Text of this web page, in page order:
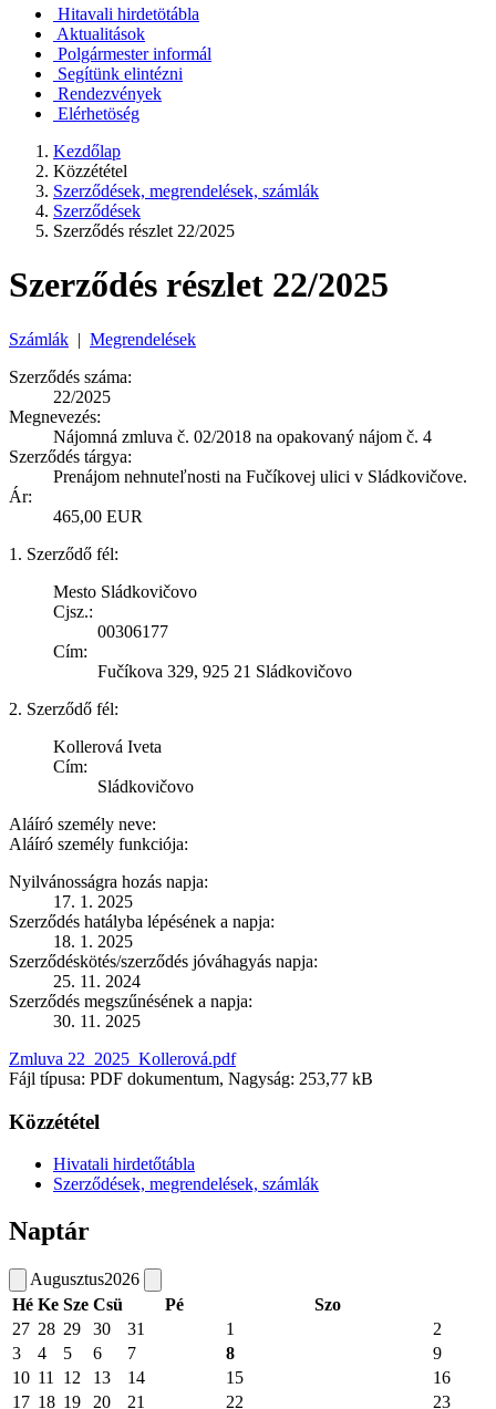
Hitavali hirdetötábla
Aktualitások
Polgármester informál
Segítünk elintézni
Rendezvények
Elérhetöség
Kezdőlap
Közzététel
Szerződések, megrendelések, számlák
Szerződések
Szerződés részlet 22/2025
Szerződés részlet 22/2025
Számlák | Megrendelések
Szerződés száma:
22/2025
Megnevezés:
Nájomná zmluva č. 02/2018 na opakovaný nájom č. 4
Szerződés tárgya:
Prenájom nehnuteľnosti na Fučíkovej ulici v Sládkovičove.
Ár:
465,00 EUR
1. Szerződő fél:
Mesto Sládkovičovo
Cjsz.:
00306177
Cím:
Fučíkova 329, 925 21 Sládkovičovo
2. Szerződő fél:
Kollerová Iveta
Cím:
Sládkovičovo
Aláíró személy neve:
Aláíró személy funkciója:
Nyilvánosságra hozás napja:
17. 1. 2025
Szerződés hatályba lépésének a napja:
18. 1. 2025
Szerződéskötés/szerződés jóváhagyás napja:
25. 11. 2024
Szerződés megszűnésének a napja:
30. 11. 2025
Zmluva 22_2025_Kollerová.pdf
Fájl típusa: PDF dokumentum, Nagyság: 253,77 kB
Közzététel
Hivatali hirdetőtábla
Szerződések, megrendelések, számlák
Naptár
Augusztus2026
Hé Ke Sze Csü Pé
Szo
27 28 29 30 31 1
2
3
4 5 6 7 8
9
10 11 12 13 14 15
16
17 18 19 20 21 22 23